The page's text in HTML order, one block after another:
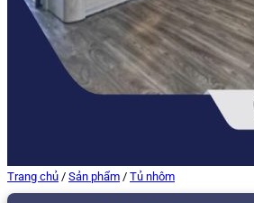
Trang chủ / Sản phẩm / Tủ nhôm